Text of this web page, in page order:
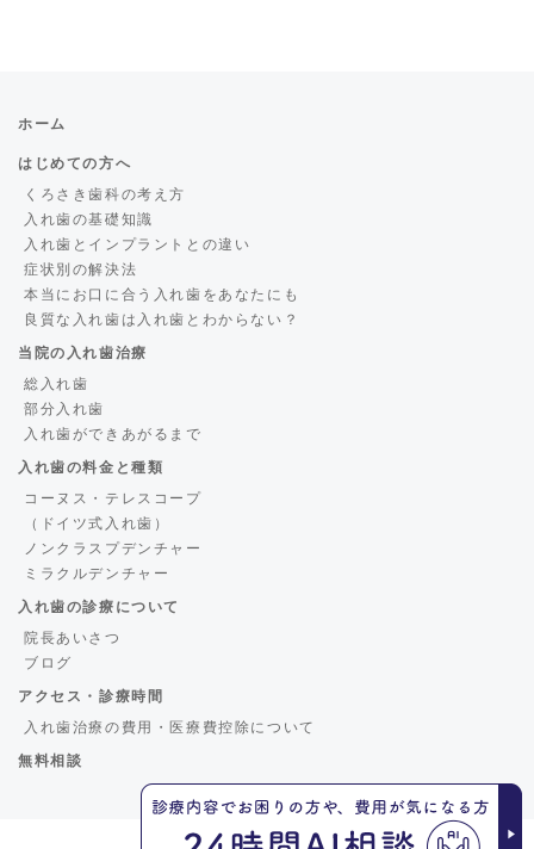
ホーム
はじめての方へ
くろさき歯科の考え方
入れ歯の基礎知識
入れ歯とインプラントとの違い
症状別の解決法
本当にお口に合う入れ歯をあなたにも
良質な入れ歯は入れ歯とわからない？
当院の入れ歯治療
総入れ歯
部分入れ歯
入れ歯ができあがるまで
入れ歯の料金と種類
コーヌス・テレスコープ
（ドイツ式入れ歯）
ノンクラスプデンチャー
ミラクルデンチャー
入れ歯の診療について
院長あいさつ
ブログ
アクセス・診療時間
入れ歯治療の費用・医療費控除について
無料相談